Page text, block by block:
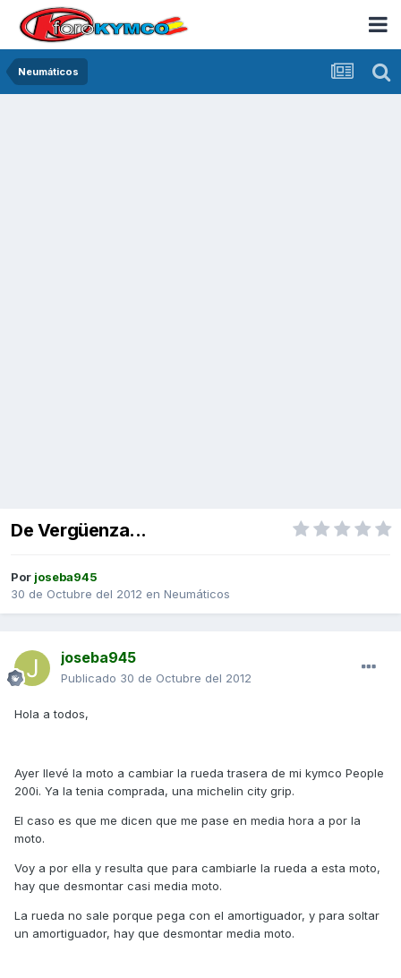
Neumáticos
De Vergüenza...
Por joseba945
30 de Octubre del 2012 en Neumáticos
joseba945
Publicado 30 de Octubre del 2012
Hola a todos,
Ayer llevé la moto a cambiar la rueda trasera de mi kymco People
200i. Ya la tenia comprada, una michelin city grip.
El caso es que me dicen que me pase en media hora a por la
moto.
Voy a por ella y resulta que para cambiarle la rueda a esta moto,
hay que desmontar casi media moto.
La rueda no sale porque pega con el amortiguador, y para soltar
un amortiguador, hay que desmontar media moto.